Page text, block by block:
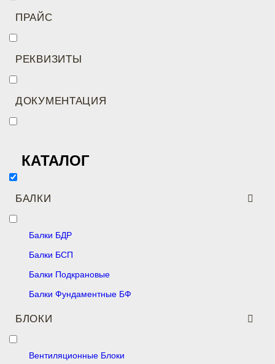
ПРАЙС
РЕКВИЗИТЫ
ДОКУМЕНТАЦИЯ
КАТАЛОГ
БАЛКИ
Балки БДР
Балки БСП
Балки Подкрановые
Балки Фундаментные БФ
БЛОКИ
Вентиляционные Блоки